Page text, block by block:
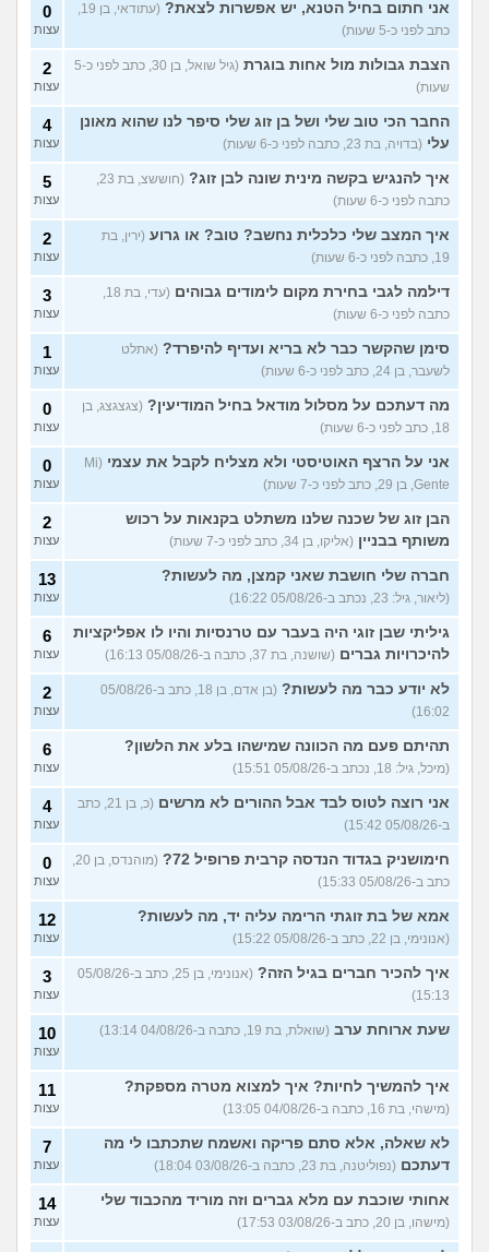
כשאתם רואים מישהי ברשתות
החברתיות שהכול אצלה סביב
הבילויים, זה מוריד לכם?
(לחם ושעשועים, בן 36)
13
עצות
כשרבתי עם בת הזוג שלי,
דחפתי אותה מתוך כעס. איך
להתמודד?
(אלכס, שם בדוי, בן
40)
13
עצות
איך להסביר לה שאני רוצה
20
בעיות ביני לבית הזוג, מה
לעשות?
6
לא משלמת בדייטים 9
עצות
יוצאת איתו היום לדייט ראשון
(אנונימית, בת 18)
3
עצות
עוד שאלות חדשות במדור
אני חתום בחיל הטנא, יש אפשרות לצאת?
(עתודאי, בן 19,
כתב לפני כ-5 שעות)
0
עצות
הצבת גבולות מול אחות בוגרת
(גיל שואל, בן 30, כתב לפני כ-5
שעות)
2
עצות
החבר הכי טוב שלי ושל בן זוג שלי סיפר לנו שהוא מאונן
עלי (בדויה, בת 23, כתבה לפני כ-6 שעות)
4
עצות
איך להנגיש בקשה מינית שונה לבן זוג?
(חוששצ, בת 23,
כתבה לפני כ-6 שעות)
5
עצות
איך המצב שלי כלכלית נחשב? טוב? או גרוע (ירין, בת
19, כתבה לפני כ-6 שעות)
2
עצות
דילמה לגבי בחירת מקום לימודים גבוהים
(עדי, בת 18,
כתבה לפני כ-6 שעות)
3
עצות
סימן שהקשר כבר לא בריא ועדיף להיפרד? (אתלט
לשעבר, בן 24, כתב לפני כ-6 שעות)
1
עצות
מה דעתכם על מסלול מודאל בחיל המודיעין? (צגצגצג, בן
18, כתב לפני כ-6 שעות)
0
עצות
אני על הרצף האוטיסטי ולא מצליח לקבל את עצמי
(Mi
Gente, בן 29, כתב לפני כ-7 שעות)
0
עצות
הבן זוג של שכנה שלנו משתלט בקנאות על רכוש
משותף בבניין (אליקו, בן 34, כתב לפני כ-7 שעות)
2
עצות
חברה שלי חושבת שאני קמצן, מה לעשות?
(ליאור, גיל: 23, נכתב ב-05/08/26 16:22)
13
עצות
גיליתי שבן זוגי היה בעבר עם טרנסיות והיו לו אפליקציות
להיכרויות גברים (שושנה, בת 37, כתבה ב-05/08/26 16:13)
6
עצות
לא יודע כבר מה לעשות?
(בן אדם, בן 18, כתב ב-05/08/26
16:02)
2
עצות
תהיתם פעם מה הכוונה שמישהו בלע את הלשון?
(מיכל, גיל: 18, נכתב ב-05/08/26 15:51)
6
עצות
אני רוצה לטוס לבד אבל ההורים לא מרשים
(כ, בן 21, כתב
ב-05/08/26 15:42)
4
עצות
חימושניק בגדוד הנדסה קרבית פרופיל 72?
(מוהנדס, בן 20,
כתב ב-05/08/26 15:33)
0
עצות
אמא של בת זוגתי הרימה עליה יד, מה לעשות?
(אנונימי, בן 22, כתב ב-05/08/26 15:22)
12
עצות
איך להכיר חברים בגיל הזה?
(אנונימי, בן 25, כתב ב-05/08/26
15:13)
3
עצות
שעת ארוחת ערב (שואלת, בת 19, כתבה ב-04/08/26 13:14) 10
עצות
איך להמשיך לחיות? איך למצוא מטרה מספקת?
(מישהי, בת 16, כתבה ב-04/08/26 13:05)
11
עצות
לא שאלה, אלא סתם פריקה ואשמח שתכתבו לי מה
דעתכם (נפוליטנה, בת 23, כתבה ב-03/08/26 18:04)
7
עצות
אחותי שוכבת עם מלא גברים וזה מוריד מהכבוד שלי
(מישהו, בן 20, כתב ב-03/08/26 17:53)
14
עצות